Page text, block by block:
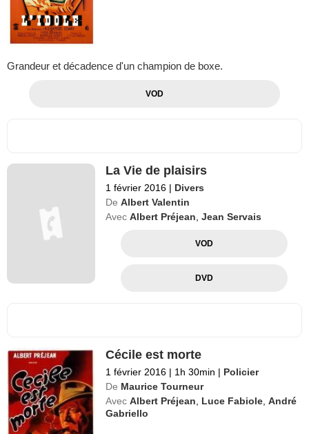
Grandeur et décadence d'un champion de boxe.
VOD
La Vie de plaisirs
1 février 2016 | Divers
De Albert Valentin
Avec Albert Préjean ,Jean Servais
VOD
DVD
Cécile est morte
1 février 2016 | 1h 30min | Policier
De Maurice Tourneur
Avec Albert Préjean Luce Fabiole ,André
Gabriello